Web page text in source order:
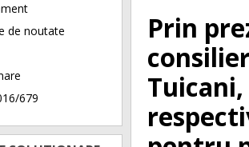
de noutate
679
Prin
Tuicani,